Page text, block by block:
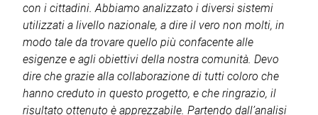
con i cittadini. Abbiamo analizzato i diversi sistemi
utilizzati a livello nazionale, a dire il vero non molti, in
modo tale da trovare quello più confacente alle
esigenze e agli obiettivi della nostra comunità. Devo
dire che grazie alla collaborazione di tutti coloro che
hanno creduto in questo progetto, e che ringrazio, il
risultato ottenuto è apprezzabile. Partendo dall’analisi